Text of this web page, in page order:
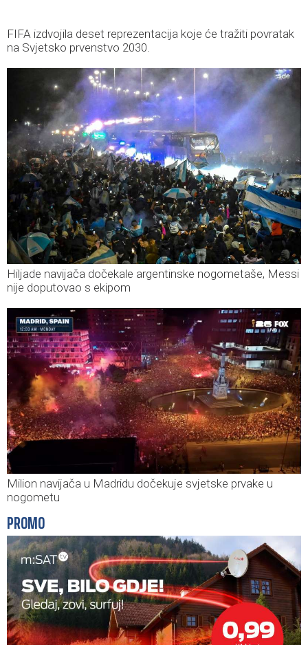
FIFA izdvojila deset reprezentacija koje će tražiti povratak
na Svjetsko prvenstvo 2030.
Hiljade navijača dočekale argentinske nogometaše, Messi
nije doputovao s ekipom
Milion navijača u Madridu dočekuje svjetske prvake u
nogometu
PROMO